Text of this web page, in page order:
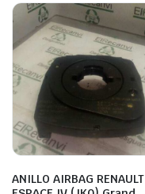
ANILLO AIRBAG RENAULT